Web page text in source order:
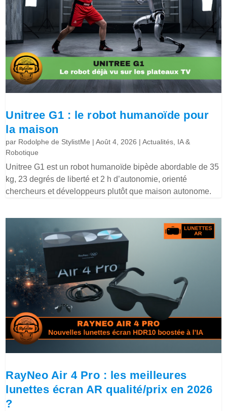
Unitree G1 : le robot humanoïde pour
la maison
par Rodolphe de StylistMe |Août 4, 2026 |Actualités, IA &
Robotique
Unitree G1 est un robot humanoïde bipède abordable de 35
kg, 23 degrés de liberté et 2 h d’autonomie, orienté
chercheurs et développeurs plutôt que maison autonome.
RayNeo Air 4 Pro : les meilleures
lunettes écran AR qualité/prix en 2026
?